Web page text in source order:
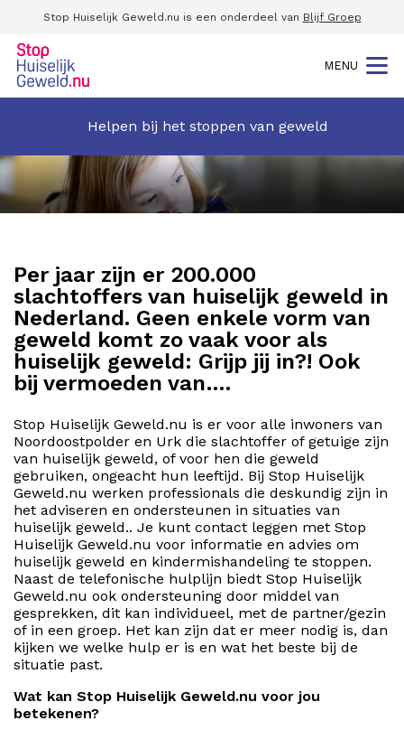
Stop Huiselijk Geweld.nu is een onderdeel van Blijf Groep
MENU
Helpen bij het stoppen van geweld
Per jaar zijn er 200.000
slachtoffers van huiselijk geweld in
Nederland. Geen enkele vorm van
geweld komt zo vaak voor als
huiselijk geweld: Grijp jij in?! Ook
bij vermoeden van….
Stop Huiselijk Geweld.nu is er voor alle inwoners van
Noordoostpolder en Urk die slachtoffer of getuige zijn
van huiselijk geweld, of voor hen die geweld
gebruiken, ongeacht hun leeftijd. Bij Stop Huiselijk
Geweld.nu werken professionals die deskundig zijn in
het adviseren en ondersteunen in situaties van
huiselijk geweld.. Je kunt contact leggen met Stop
Huiselijk Geweld.nu voor informatie en advies om
huiselijk geweld en kindermishandeling te stoppen.
Naast de telefonische hulplijn biedt Stop Huiselijk
Geweld.nu ook ondersteuning door middel van
gesprekken, dit kan individueel, met de partner/gezin
of in een groep. Het kan zijn dat er meer nodig is, dan
kijken we welke hulp er is en wat het beste bij de
situatie past.
Wat kan Stop Huiselijk Geweld.nu voor jou
betekenen?